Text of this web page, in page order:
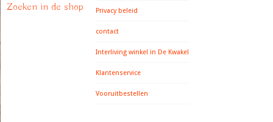
Zoeken in de shop Privacy beleid
contact
Interliving winkel in De Kwakel
Klantenservice
Vooruitbestellen